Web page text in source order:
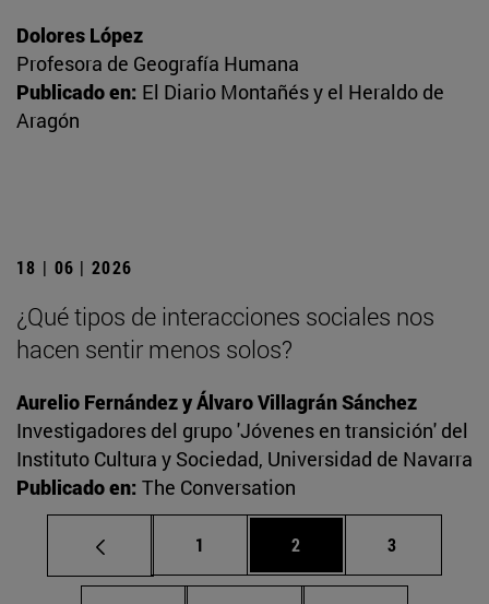
Dolores López
Profesora de Geografía Humana
Publicado en: El Diario Montañés y el Heraldo de
Aragón
18 | 06 | 2026
¿Qué tipos de interacciones sociales nos
hacen sentir menos solos?
Aurelio Fernández y Álvaro Villagrán Sánchez
Investigadores del grupo 'Jóvenes en transición' del
Instituto Cultura y Sociedad, Universidad de Navarra
Publicado en: The Conversation
Página
1 Página
2 Página
3